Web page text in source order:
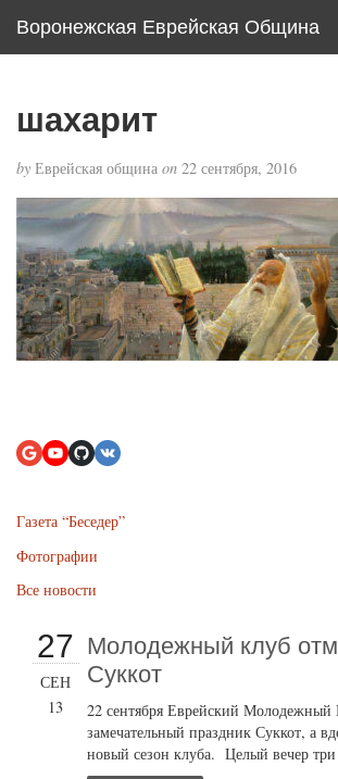
Воронежская Еврейская Община
шахарит
by Еврейская община on 22 сентября, 2016
Газета “Беседер”
Фотографии
Все новости
27
СЕН
13
Молодежный клуб
Суккот
22 сентября Еврейский Молодежный
замечательный праздник Суккот, а
новый сезон клуба. Целый вечер три